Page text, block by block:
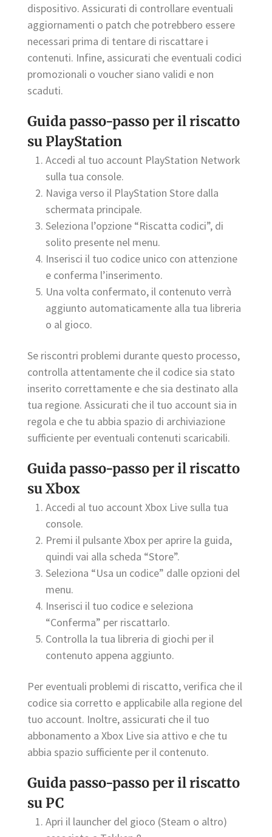
dispositivo. Assicurati di controllare eventuali
aggiornamenti o patch che potrebbero essere
necessari prima di tentare di riscattare i
contenuti. Infine, assicurati che eventuali codici
promozionali o voucher siano validi e non
scaduti.
Guida passo-passo per il riscatto
su PlayStation
Accedi al tuo account PlayStation Network
sulla tua console.
Naviga verso il PlayStation Store dalla
schermata principale.
Seleziona l’opzione “Riscatta codici”, di
solito presente nel menu.
Inserisci il tuo codice unico con attenzione
e conferma l’inserimento.
Una volta confermato, il contenuto verrà
aggiunto automaticamente alla tua libreria
o al gioco.
Se riscontri problemi durante questo processo,
controlla attentamente che il codice sia stato
inserito correttamente e che sia destinato alla
tua regione. Assicurati che il tuo account sia in
regola e che tu abbia spazio di archiviazione
sufficiente per eventuali contenuti scaricabili.
Guida passo-passo per il riscatto
su Xbox
Accedi al tuo account Xbox Live sulla tua
console.
Premi il pulsante Xbox per aprire la guida,
quindi vai alla scheda “Store”.
Seleziona “Usa un codice” dalle opzioni del
menu.
Inserisci il tuo codice e seleziona
“Conferma” per riscattarlo.
Controlla la tua libreria di giochi per il
contenuto appena aggiunto.
Per eventuali problemi di riscatto, verifica che il
codice sia corretto e applicabile alla regione del
tuo account. Inoltre, assicurati che il tuo
abbonamento a Xbox Live sia attivo e che tu
abbia spazio sufficiente per il contenuto.
Guida passo-passo per il riscatto
su PC
Apri il launcher del gioco (Steam o altro)